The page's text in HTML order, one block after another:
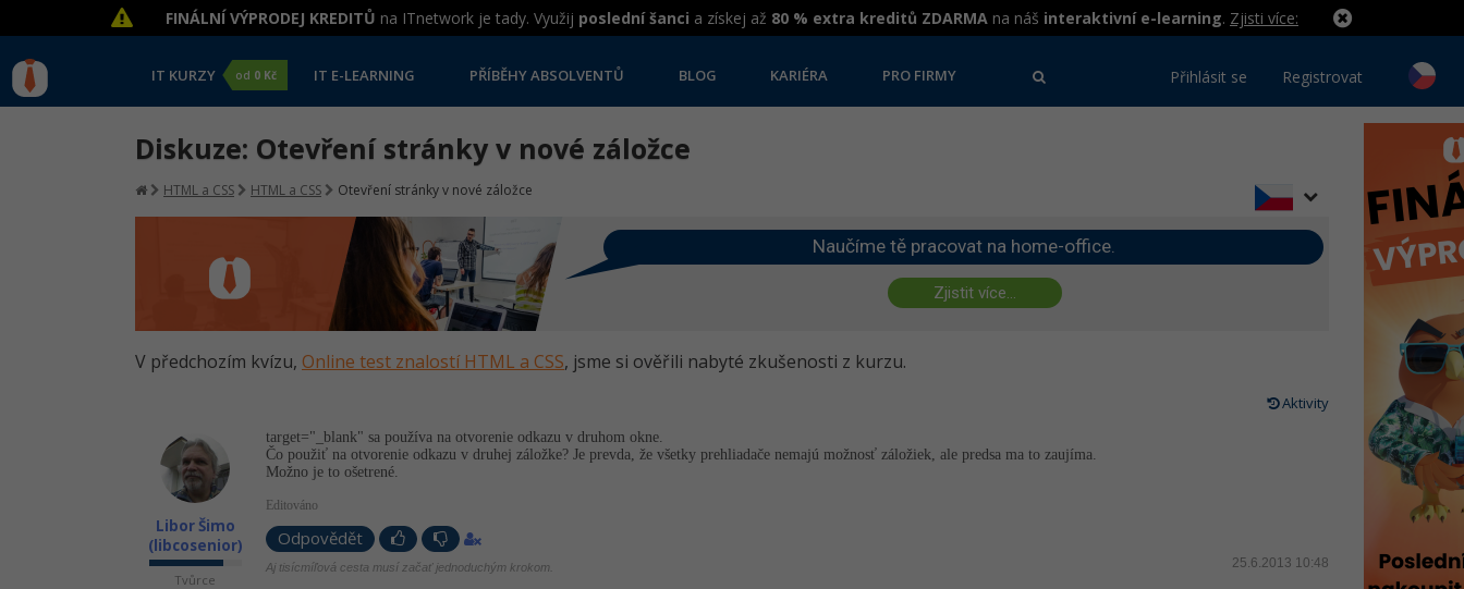
FINÁLNÍ VÝPRODEJ KREDITŮ na ITnetwork je tady. Využij poslední šanci a získej až 80 % extra kreditů ZDARMA na náš interaktivní e-learning. Zjisti více:
IT KURZY od 0 Kč IT E-LEARNING PŘÍBĚHY ABSOLVENTŮ BLOG KARIÉRA PRO FIRMY Přihlásit se Registrovat
Diskuze: Otevření stránky v nové záložce
HTML a CSS HTML a CSS Otevření stránky v nové záložce
Naučíme tě pracovat na home-office.
Zjistit více...
V předchozím kvízu, Online test znalostí HTML a CSS, jsme si ověřili nabyté zkušenosti z kurzu.
Aktivity
Libor Šimo
(libcosenior)
Tvůrce
target="_blank" sa používa na otvorenie odkazu v druhom okne.
Čo použiť na otvorenie odkazu v druhej záložke? Je prevda, že všetky prehliadače nemajú možnosť záložiek, ale predsa ma to zaujíma.
Možno je to ošetrené.
Editováno
Odpovědět
25.6.2013 10:48
Aj tisícmíľová cesta musí začať jednoduchým krokom.